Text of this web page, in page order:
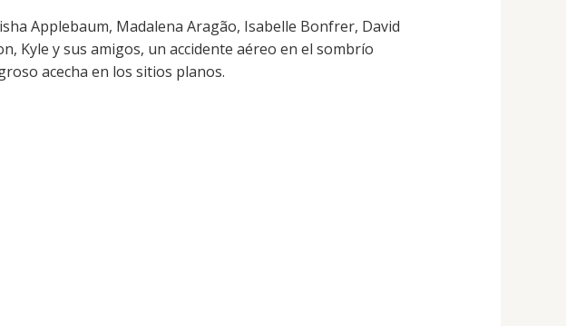
Applebaum, Madalena Aragão, Isabelle Bonfrer, David
Kyle y sus amigos, un accidente aéreo en el sombrío
acecha en los sitios planos.